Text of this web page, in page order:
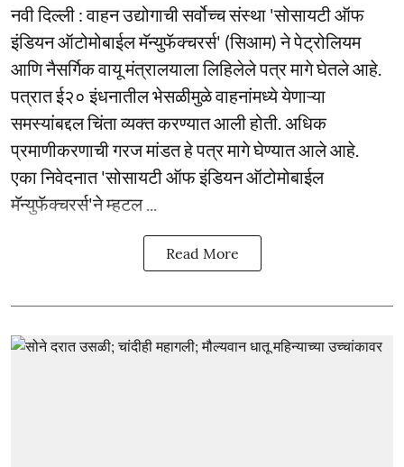
नवी दिल्ली : वाहन उद्योगाची सर्वोच्च संस्था 'सोसायटी ऑफ
इंडियन ऑटोमोबाईल मॅन्युफॅक्चरर्स' (सिआम) ने पेट्रोलियम
आणि नैसर्गिक वायू मंत्रालयाला लिहिलेले पत्र मागे घेतले आहे.
पत्रात ई२० इंधनातील भेसळीमुळे वाहनांमध्ये येणाऱ्या
समस्यांबद्दल चिंता व्यक्त करण्यात आली होती. अधिक
प्रमाणीकरणाची गरज मांडत हे पत्र मागे घेण्यात आले आहे.
एका निवेदनात 'सोसायटी ऑफ इंडियन ऑटोमोबाईल
मॅन्युफॅक्चरर्स'ने म्हटल ...
Read More